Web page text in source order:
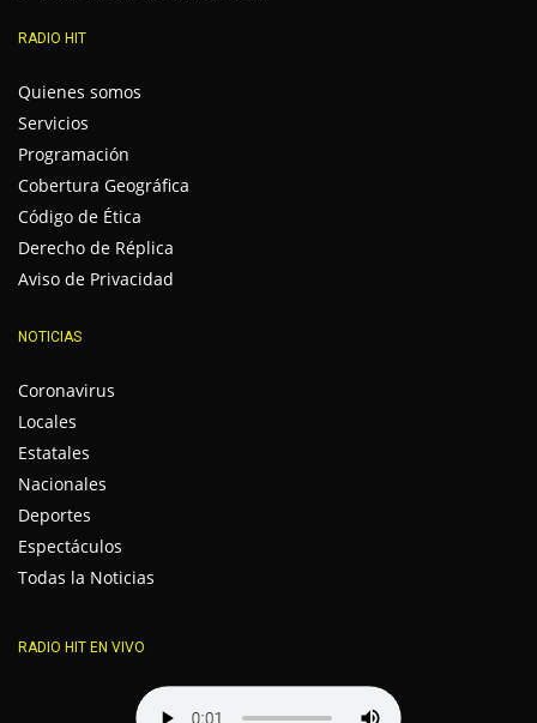
RADIO HIT
Quienes somos
Servicios
Programación
Cobertura Geográfica
Código de Ética
Derecho de Réplica
Aviso de Privacidad
NOTICIAS
Coronavirus
Locales
Estatales
Nacionales
Deportes
Espectáculos
Todas la Noticias
RADIO HIT EN VIVO